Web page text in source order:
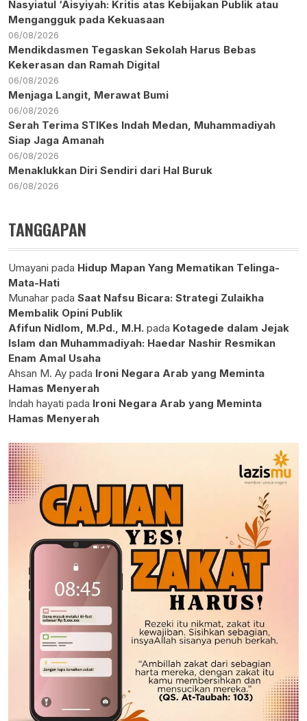
Nasyiatul ‘Aisyiyah: Kritis atas Kebijakan Publik atau
Mengangguk pada Kekuasaan
06/08/2026
Mendikdasmen Tegaskan Sekolah Harus Bebas
Kekerasan dan Ramah Digital
06/08/2026
Menjaga Langit, Merawat Bumi
06/08/2026
Serah Terima STIKes Indah Medan, Muhammadiyah
Siap Jaga Amanah
06/08/2026
Menaklukkan Diri Sendiri dari Hal Buruk
06/08/2026
TANGGAPAN
Umayani pada Hidup Mapan Yang Mematikan Telinga-
Mata-Hati
Munahar pada Saat Nafsu Bicara: Strategi Zulaikha
Membalik Opini Publik
Afifun Nidlom, M.Pd., M.H. pada Kotagede dalam Jejak
Islam dan Muhammadiyah: Haedar Nashir Resmikan
Enam Amal Usaha
Ahsan M. Ay pada Ironi Negara Arab yang Meminta
Hamas Menyerah
Indah hayati pada Ironi Negara Arab yang Meminta
Hamas Menyerah